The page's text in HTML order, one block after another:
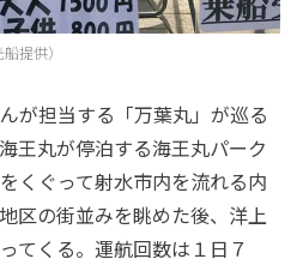
提供）
が担当する「万葉丸」が巡る
王丸が停泊する海王丸パーク
くぐって射水市内を流れる内
区の街並みを眺めた後、洋上
てくる。運航回数は１日７